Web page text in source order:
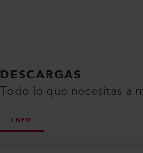
DESCARGAS
Todo lo que necesitas a
INFO